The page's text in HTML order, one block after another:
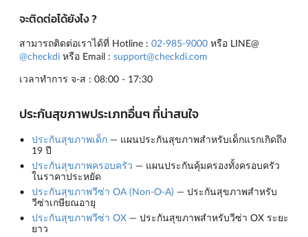
จะติดต่อได้ยังไง ?
สามารถติดต่อเราได้ที่ Hotline : 02-985-9000 หรือ LINE@
@checkdi หรือ Email : support@checkdi.com
เวลาทำการ จ-ส : 08:00 - 17:30
ประกันสุขภาพประเภทอื่นๆ ที่น่าสนใจ
ประกันสุขภาพเด็ก— แผนประกันสุขภาพสำหรับเด็กแรกเกิดถึง
19 ปี
ประกันสุขภาพครอบครัว — แผนประกันคุ้มครองทั้งครอบครัว
ในราคาประหยัด
ประกันสุขภาพวีซ่า OA (Non-O-A) — ประกันสุขภาพสำหรับ
วีซ่าเกษียณอายุ
ประกันสุขภาพวีซ่า OX— ประกันสุขภาพสำหรับวีซ่า OX ระยะ
ยาว